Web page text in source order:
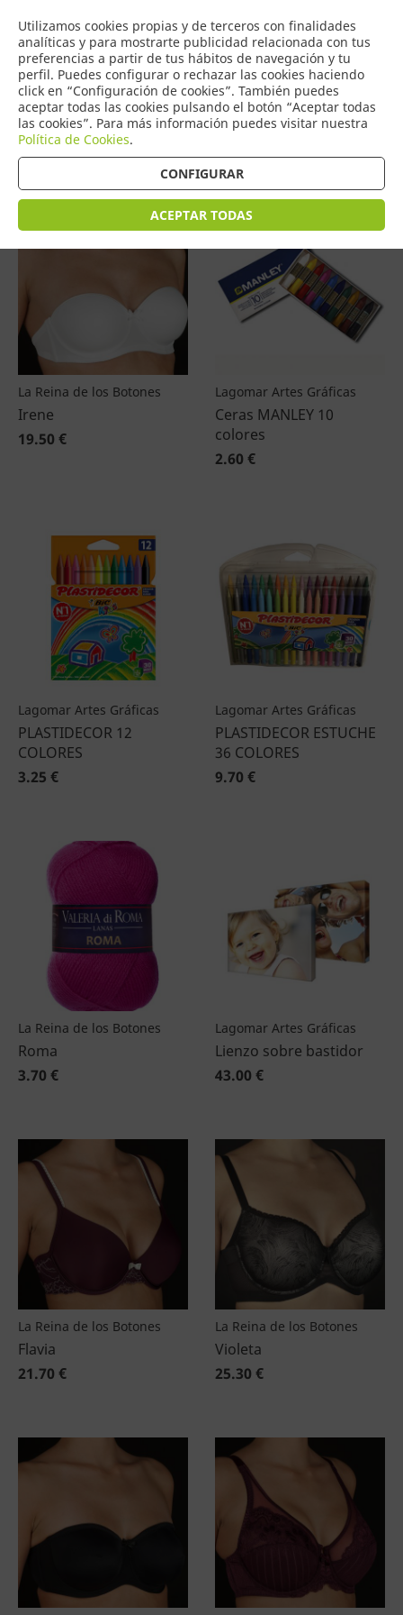
Utilizamos cookies propias y de terceros con finalidades
analíticas y para mostrarte publicidad relacionada con tus
preferencias a partir de tus hábitos de navegación y tu
perfil. Puedes configurar o rechazar las cookies haciendo
click en “Configuración de cookies”. También puedes
aceptar todas las cookies pulsando el botón “Aceptar todas
las cookies”. Para más información puedes visitar nuestra
Política de Cookies.
CONFIGURAR
ACEPTAR TODAS
0
COMERCIO
DE TORRIJOS
Productos (4597)
Ordenar por precio
La Reina de los Botones
Irene
19.50 €
Lagomar Artes Gráficas
Ceras MANLEY 10
colores
2.60 €
Lagomar Artes Gráficas
PLASTIDECOR 12
COLORES
3.25 €
Lagomar Artes Gráficas
PLASTIDECOR ESTUCHE
36 COLORES
9.70 €
La Reina de los Botones
Roma
3.70 €
Lagomar Artes Gráficas
Lienzo sobre bastidor
43.00 €
La Reina de los Botones
Flavia
21.70 €
La Reina de los Botones
Violeta
25.30 €